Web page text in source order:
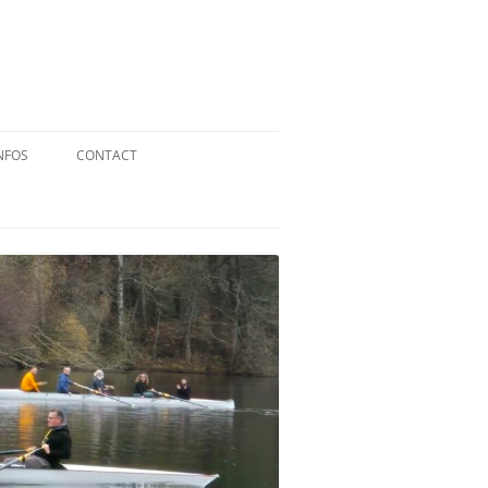
RÉGLEMENT INTÉRIEUR
RÉGLEMENT DE LA FFA
MENTIONS LÉGALES
PARTENAIRES
CONTACT